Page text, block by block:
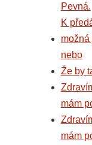
Pevná.
K
nebo
Že by
mám
mám